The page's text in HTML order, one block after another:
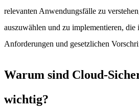
relevanten Anwendungsfälle zu
auszuwählen und zu implementieren, die
Anforderungen und gesetzlichen
Warum sind Cloud-
wichtig?